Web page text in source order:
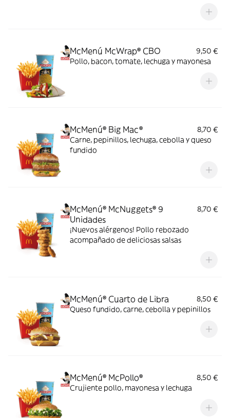
McMenú McWrap® CBO
9,50 €
Pollo, bacon, tomate, lechuga y mayonesa
McMenú® Big Mac®
8,70 €
Carne, pepinillos, lechuga, cebolla y queso
fundido
McMenú® McNuggets® 9
Unidades
8,70 €
¡Nuevos alérgenos! Pollo rebozado
acompañado de deliciosas salsas
McMenú® Cuarto de Libra
8,50 €
Queso fundido, carne, cebolla y pepinillos
McMenú® McPollo®
8,50 €
Crujiente pollo, mayonesa y lechuga